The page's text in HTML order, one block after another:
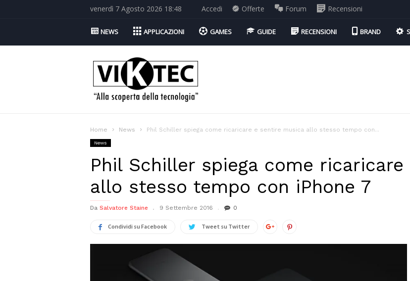
venerdì 7 Agosto 2026 18:48 Accedi Offerte Forum Recensioni
NEWS APPLICAZIONI GAMES GUIDE RECENSIONI BRAND
Viktec.net
Home News Phil Schiller spiega come ricaricare e sentire musica allo stesso tempo con...
News
Phil Schiller spiega come
allo stesso tempo con iPhone 7
Da Salvatore Staine 9 Settembre 2016 0
Condividi su Facebook Tweet su Twitter